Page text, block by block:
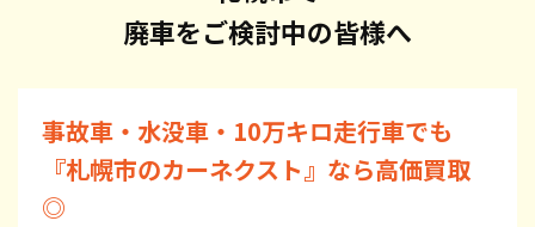
廃車をご検討中の皆様へ
事故車・水没車・10万キロ走行車でも
『札幌市のカーネクスト』なら高価買取
◎